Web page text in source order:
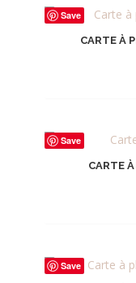
Save
CARTE À
Save
CARTE
Save